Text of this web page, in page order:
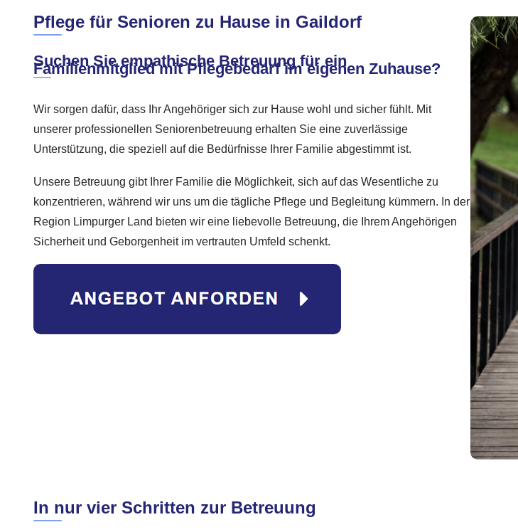
Pflege für Senioren zu Hause in Gaildorf
Suchen Sie empathische Betreuung für ein
Familienmitglied mit Pflegebedarf im eigenen Zuhause?
Wir sorgen dafür, dass Ihr Angehöriger sich zur Hause wohl und sicher fühlt. Mit
unserer professionellen Seniorenbetreuung erhalten Sie eine zuverlässige
Unterstützung, die speziell auf die Bedürfnisse Ihrer Familie abgestimmt ist.
Unsere Betreuung gibt Ihrer Familie die Möglichkeit, sich auf das Wesentliche zu
konzentrieren, während wir uns um die tägliche Pflege und Begleitung kümmern. In der
Region Limpurger Land bieten wir eine liebevolle Betreuung, die Ihrem Angehörigen
Sicherheit und Geborgenheit im vertrauten Umfeld schenkt.
In nur vier Schritten zur Betreuung